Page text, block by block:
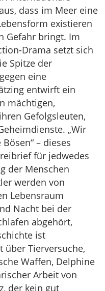
dass im Meer eine
existieren
Gefahr bringt. Im
Drama setzt sich
Spitze der
eine
entwirft ein
mächtigen,
Gefolgsleuten,
„Wir
– dieses
für jedwedes
der Menschen
werden von
Lebensraum
Nacht bei der
abgehört,
ist
über Tierversuche,
Waffen, Delphine
Arbeit von
der kein gut